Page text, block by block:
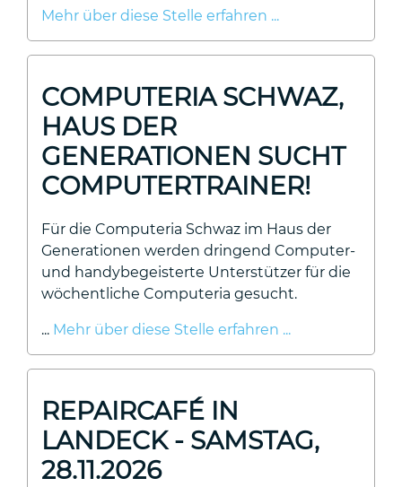
Mehr über diese Stelle erfahren ...
COMPUTERIA SCHWAZ,
HAUS DER
GENERATIONEN SUCHT
COMPUTERTRAINER!
Für die Computeria Schwaz im Haus der
Generationen werden dringend Computer-
und handybegeisterte Unterstützer für die
wöchentliche Computeria gesucht.
... Mehr über diese Stelle erfahren ...
REPAIRCAFÉ IN
LANDECK - SAMSTAG,
28.11.2026